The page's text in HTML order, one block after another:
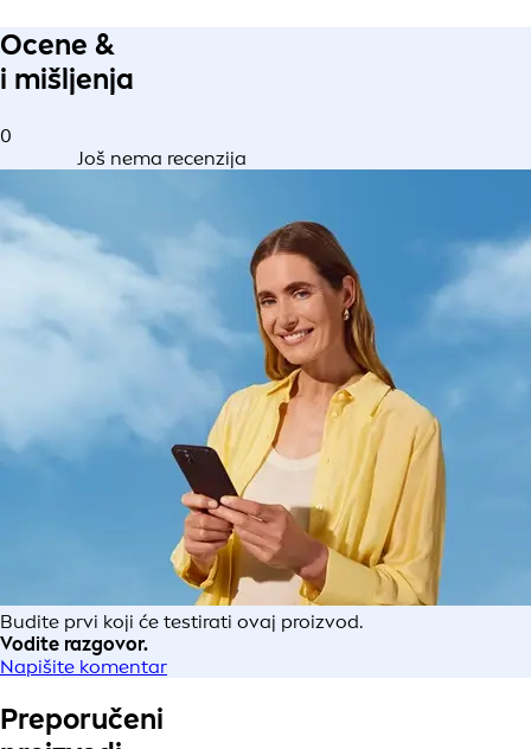
Ocene &
i mišljenja
0
Još nema recenzija
Budite prvi koji će testirati ovaj proizvod.
Vodite razgovor.
Napišite komentar
Preporučeni